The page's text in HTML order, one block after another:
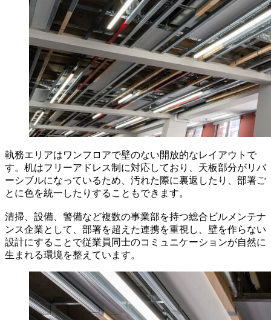
執務エリアはワンフロアで壁のない開放的なレイアウトで
す。机はフリーアドレス制に対応しており、天板部分がリバ
ーシブルになっているため、汚れた際に裏返したり、部署ご
とに色を統一したりすることもできます。
清掃、設備、警備など複数の事業部を持つ総合ビルメンテナ
ンス企業として、部署を超えた連携を重視し、壁を作らない
設計にすることで従業員同士のコミュニケーションが自然に
生まれる環境を整えています。